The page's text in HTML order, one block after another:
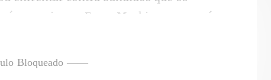
área perigosa, Ewan Mackinnon parará
Bloqueado ——